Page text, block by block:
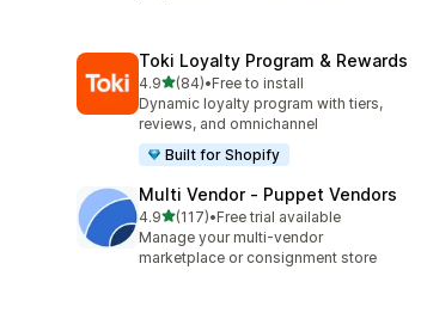
Toki Loyalty Program & Rewards
4.95つ星中
(84)
合計レビュー数：84件
•Free to install
Dynamic loyalty program with tiers,
reviews, and omnichannel
Built for Shopify
Multi Vendor ‑ Puppet Vendors
4.95つ星中
(117)
合計レビュー数：117件
•Free trial available
Manage your multi-vendor
marketplace or consignment store